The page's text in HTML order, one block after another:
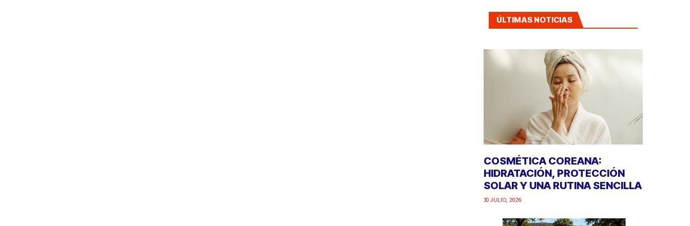
ÚLTIMAS NOTICIAS
COSMÉTICA COREANA:
HIDRATACIÓN, PROTECCIÓN
SOLAR Y UNA RUTINA SENCILLA
30 JULIO, 2026